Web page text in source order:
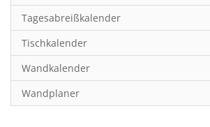
Inpiration & Entspannung
Inspiration & Entspannung
Inspiration & Spiritualität
Kinderkalender
Kunst
Tagesabreißkalender
Tischkalender
Wandkalender
Wandplaner